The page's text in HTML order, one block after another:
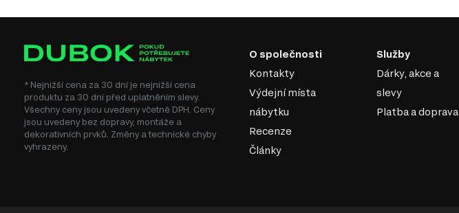
* Nejnižší cena za 30 dní je nejnižší cena
produktu za 30 dní před uplatněním slevy.
Všechny ceny jsou uvedeny včetně DPH. Ceny
jsou uvedeny bez dopravy, montáže a
dekorativních prvků. Změny a technické chyby
vyhrazeny.
O společnosti
Kontakty
Výdejní místa
nábytku
Recenze
Články
Služby
Dárky, akce a
slevy
Platba a doprava